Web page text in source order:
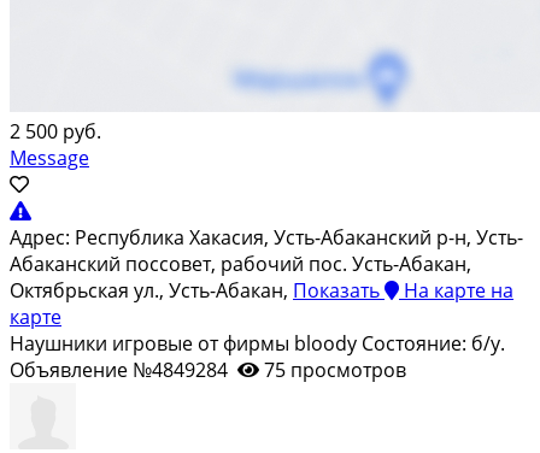
2 500 руб.
Message
Адрес: Республика Хакасия, Усть-Абаканский р-н, Усть-
Абаканский поссовет, рабочий пос. Усть-Абакан,
Октябрьская ул., Усть-Абакан, Показать На карте на
карте
Наушники игровые от фирмы bloody Состояние: б/у.
Объявление №4849284
75 просмотров